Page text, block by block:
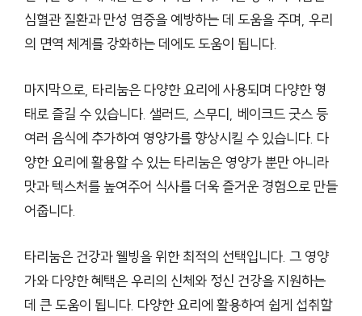
심혈관 질환과 만성 염증을 예방하는 데 도움을 주며, 우리
의 면역 체계를 강화하는 데에도 도움이 됩니다.
마지막으로, 타리눔은 다양한 요리에 사용되며 다양한 형
태로 즐길 수 있습니다. 샐러드, 스무디, 베이크드 굿스 등
여러 음식에 추가하여 영양가를 향상시킬 수 있습니다. 다
양한 요리에 활용할 수 있는 타리눔은 영양가 뿐만 아니라
맛과 텍스처를 높여주어 식사를 더욱 즐거운 경험으로 만들
어줍니다.
타리눔은 건강과 웰빙을 위한 최적의 선택입니다. 그 영양
가와 다양한 혜택은 우리의 신체와 정신 건강을 지원하는
데 큰 도움이 됩니다. 다양한 요리에 활용하여 쉽게 섭취할